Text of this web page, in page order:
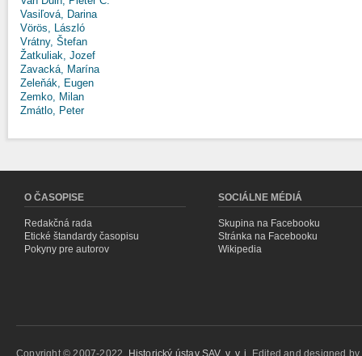
Vasiľová, Darina
Vörös, László
Vrátny, Štefan
Žatkuliak, Jozef
Zavacká, Marína
Zeleňák, Eugen
Zemko, Milan
Zmátlo, Peter
O ČASOPISE
Redakčná rada
Etické štandardy časopisu
Pokyny pre autorov
SOCIÁLNE MÉDIÁ
Skupina na Facebooku
Stránka na Facebooku
Wikipedia